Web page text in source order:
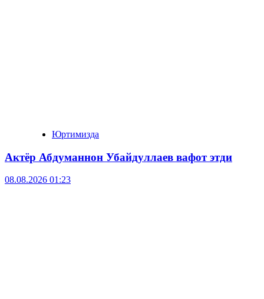
Юртимизда
Актёр Абду­маннон Убайдуллаев вафот этди
08.08.2026 01:23